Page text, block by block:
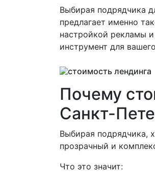
Выбирая подрядчика
предлагает именно
настройкой рекламы
инструмент для
Почему
Санкт-
Выбирая подрядчика,
прозрачный и
Что это значит: